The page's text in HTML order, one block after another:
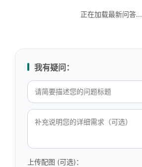
正在加载最新问答...
我有疑问：
上传配图 (可选)：